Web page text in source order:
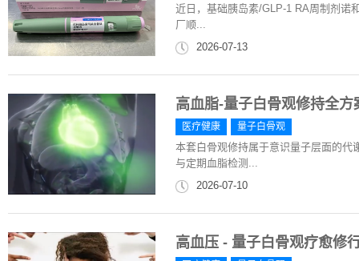
近日，基础胰岛素/GLP-1 RA周制剂诺
厂顺...
2026-07-13
高血脂-量子白骨观修持全
医疗健康 量子白骨观
本套白骨观修持属于意识量子层面的代
与定期血脂检测...
2026-07-10
高血压 - 量子白骨观疗愈修